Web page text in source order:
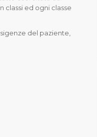
classi ed ogni classe
del paziente,